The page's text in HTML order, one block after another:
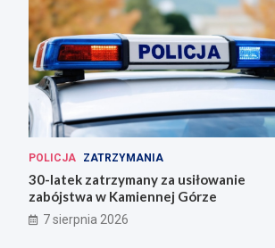
POLICJA ZATRZYMANIA
30-latek zatrzymany za usiłowanie
zabójstwa w Kamiennej Górze
7 sierpnia 2026